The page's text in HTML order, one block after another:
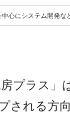
心にシステム開発な
プラス」
される方